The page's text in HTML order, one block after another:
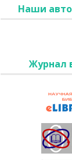
Наши
Журнал